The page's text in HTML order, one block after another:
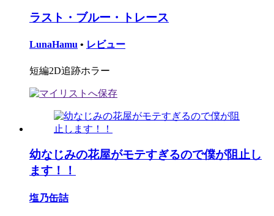
ラスト・ブルー・トレース
LunaHamu • レビュー
短編2D追跡ホラー
幼なじみの花屋がモテすぎるので僕が阻止し
ます！！
塩乃缶詰